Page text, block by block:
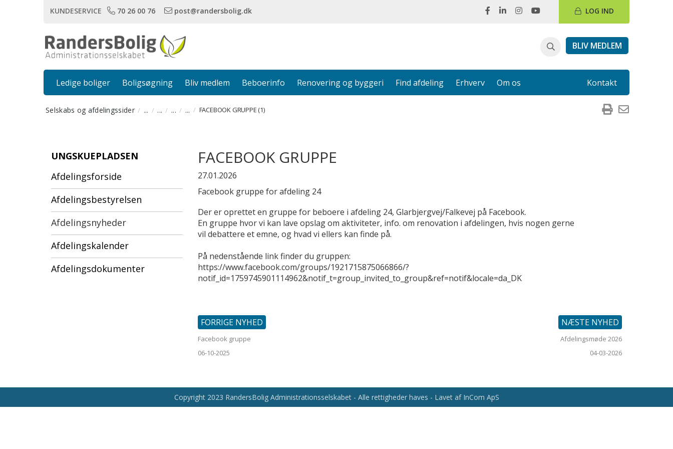
KUNDESERVICE 70 26 00 76 post@randersbolig.dk LOG IND
BLIV MEDLEM
Ledige boliger Boligsøgning Bliv medlem Beboerinfo Renovering og byggeri Find afdeling Erhverv Om os Kontakt
Selskabs og afdelingssider ... ... ... ... FACEBOOK GRUPPE (1)
UNGSKUEPLADSEN
Afdelingsforside
Afdelingsbestyrelsen
Afdelingsnyheder
Afdelingskalender
Afdelingsdokumenter
FACEBOOK GRUPPE
27.01.2026
Facebook gruppe for afdeling 24
Der er oprettet en gruppe for beboere i afdeling 24, Glarbjergvej/Falkevej på Facebook.
En gruppe hvor vi kan lave opslag om aktiviteter, info. om renovation i afdelingen, hvis nogen gerne
vil debattere et emne, og hvad vi ellers kan finde på.
På nedenstående link finder du gruppen:
https://www.facebook.com/groups/1921715875066866/?
notif_id=1759745901114962&notif_t=group_invited_to_group&ref=notif&locale=da_DK
FORRIGE NYHED
Facebook gruppe
06-10-2025
NÆSTE NYHED
Afdelingsmøde 2026
04-03-2026
Copyright 2023 RandersBolig Administrationsselskabet - Alle rettigheder haves - Lavet af InCom ApS